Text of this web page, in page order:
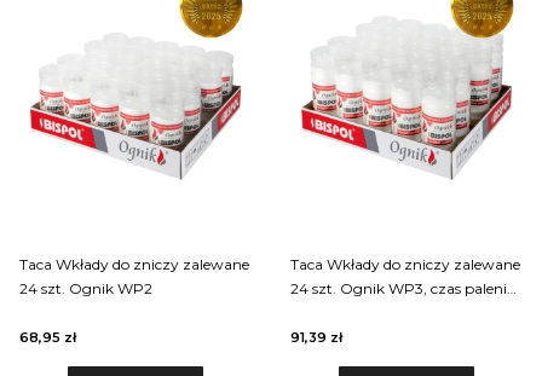
Taca Wkłady do zniczy zalewane
24 szt. Ognik WP2
68,95 zł
Taca Wkłady do zniczy zalewane
24 szt. Ognik WP3, czas palenia
91,39 zł